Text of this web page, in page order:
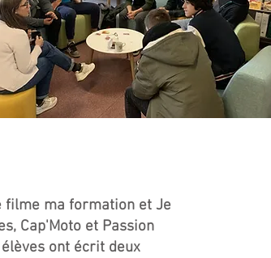
filme ma formation et Je
Cap'Moto et Passion
ont écrit deux